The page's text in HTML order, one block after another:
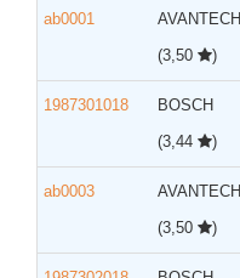
ab0001
AVANTECH
(3,50
)
1987301018
BOSCH
(3,44
)
ab0003
AVANTECH
(3,50
)